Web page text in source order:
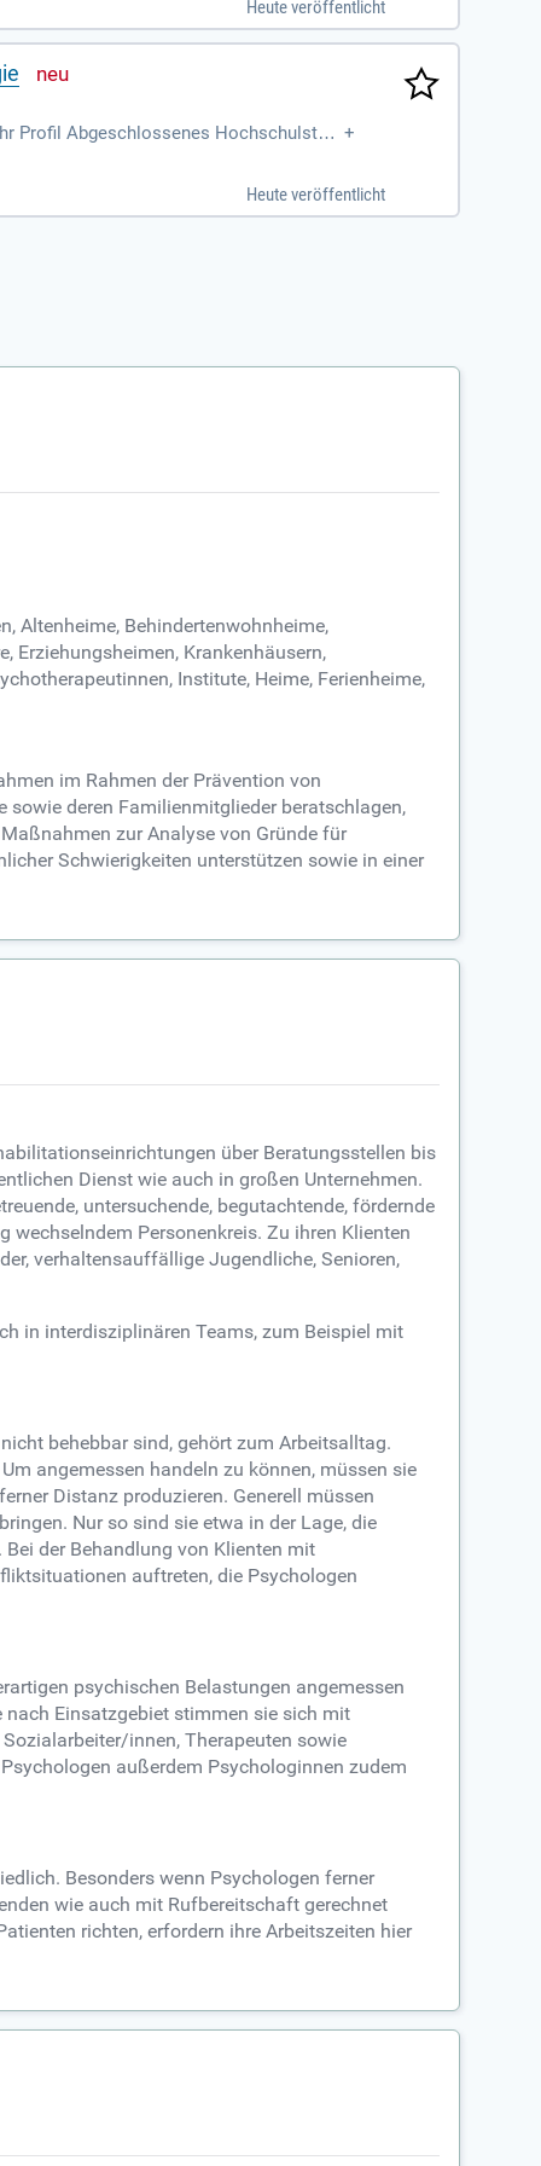
Heute veröffentlicht
Profil Abgeschlossenes Hochschulstudi
Disziplin
+
Heute veröffentlicht
Altenheime, Behindertenwohnheime,
Erziehungsheimen, Krankenhäusern,
Institute, Heime, Ferienheime,
im Rahmen der Prävention von
deren Familienmitglieder beratschlagen,
zur Analyse von Gründe für
Schwierigkeiten unterstützen sowie in einer
über Beratungsstellen bis
Dienst wie auch in großen Unternehmen.
untersuchende, begutachtende, fördernde
Personenkreis. Zu ihren Klienten
verhaltensauffällige Jugendliche, Senioren,
in interdisziplinären Teams, zum Beispiel mit
behebbar sind, gehört zum Arbeitsalltag.
angemessen handeln zu können, müssen sie
Distanz produzieren. Generell müssen
Nur so sind sie etwa in der Lage, die
der Behandlung von Klienten mit
auftreten, die Psychologen
psychischen Belastungen angemessen
Einsatzgebiet stimmen sie sich mit
innen, Therapeuten sowie
außerdem Psychologinnen zudem
Besonders wenn Psychologen ferner
wie auch mit Rufbereitschaft gerechnet
richten, erfordern ihre Arbeitszeiten hier